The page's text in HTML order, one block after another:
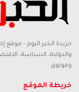
جريدة الخبر اليوم –
والدولية، السياسة،
وموثوق.
خريطة الموقع